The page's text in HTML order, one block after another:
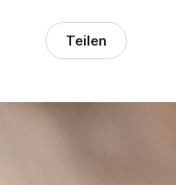
Teilen